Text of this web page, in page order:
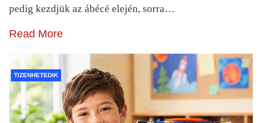
pedig kezdjük az ábécé elején, sorra…
Read More
TIZENHETEDIK